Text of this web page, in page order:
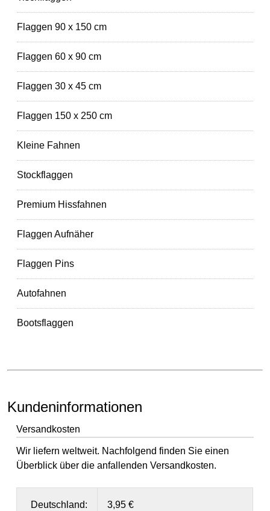
Flaggen 90 x 150 cm
Flaggen 60 x 90 cm
Flaggen 30 x 45 cm
Flaggen 150 x 250 cm
Kleine Fahnen
Stockflaggen
Premium Hissfahnen
Flaggen Aufnäher
Flaggen Pins
Autofahnen
Bootsflaggen
Kundeninformationen
Versandkosten
Wir liefern weltweit. Nachfolgend finden Sie einen
Überblick über die anfallenden Versandkosten.
Deutschland: 3,95 €